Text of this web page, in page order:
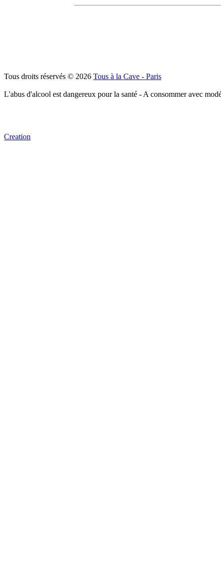
Tous droits réservés © 2026 Tous à la Cave - Paris
L'abus d'alcool est dangereux pour la santé - A consommer avec
Creation